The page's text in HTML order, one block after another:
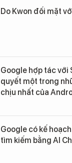
Do Kwon đối mặt
Google hợp tác với
quyết một trong
chịu nhất của
Google có kế
tìm kiếm bằng AI